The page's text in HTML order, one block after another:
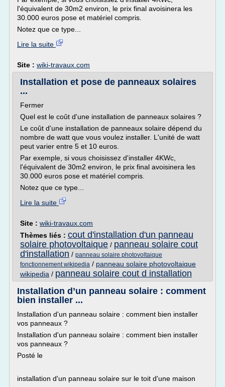
l'équivalent de 30m2 environ, le prix final avoisinera les
30.000 euros pose et matériel compris.
Notez que ce type...
Lire la suite
Site : wiki-travaux.com
Installation et pose de panneaux solaires
...
Fermer
Quel est le coût d'une installation de panneaux solaires ?
Le coût d'une installation de panneaux solaire dépend du
nombre de watt que vous voulez installer. L'unité de watt
peut varier entre 5 et 10 euros.
Par exemple, si vous choisissez d'installer 4KWc,
l'équivalent de 30m2 environ, le prix final avoisinera les
30.000 euros pose et matériel compris.
Notez que ce type...
Lire la suite
Site : wiki-travaux.com
Thèmes liés : cout d'installation d'un panneau
solaire photovoltaique / panneau solaire cout
d'installation / panneau solaire photovoltaique
fonctionnement wikipedia / panneau solaire photovoltaique
wikipedia / panneau solaire cout d installation
Installation d’un panneau solaire : comment
bien installer ...
Installation d'un panneau solaire : comment bien installer
vos panneaux ?
Installation d'un panneau solaire : comment bien installer
vos panneaux ?
Posté le
installation d'un panneau solaire sur le toit d'une maison